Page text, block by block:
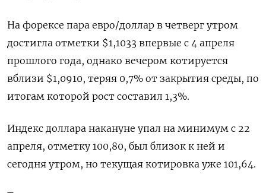
На форексе пара евро/доллар в четверг утром
достигла отметки $1,1033 впервые с 4 апреля
прошлого года, однако вечером котируется
вблизи $1,0910, теряя 0,7% от закрытия среды, по
итогам которой рост составил 1,3%.
Индекс доллара накануне упал на минимум с 22
апреля, отметку 100,80, был близок к ней и
сегодня утром, но текущая котировка уже 101,64.